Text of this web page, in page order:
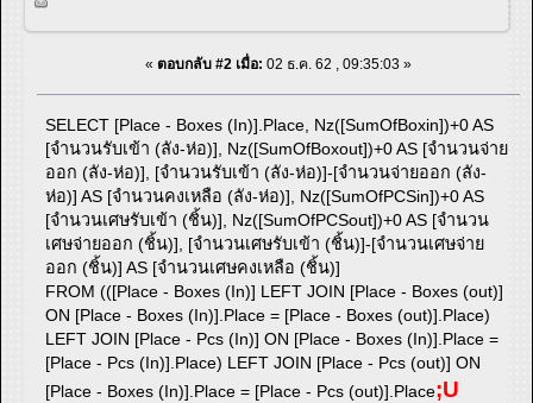
« ตอบกลับ #2 เมื่อ: 02 ธ.ค. 62 , 09:35:03 »
SELECT [Place - Boxes (In)].Place, Nz([SumOfBoxin])+0 AS
[จำนวนรับเข้า (ลัง-ห่อ)], Nz([SumOfBoxout])+0 AS [จำนวนจ่าย
ออก (ลัง-ห่อ)], [จำนวนรับเข้า (ลัง-ห่อ)]-[จำนวนจ่ายออก (ลัง-
ห่อ)] AS [จำนวนคงเหลือ (ลัง-ห่อ)], Nz([SumOfPCSin])+0 AS
[จำนวนเศษรับเข้า (ชิ้น)], Nz([SumOfPCSout])+0 AS [จำนวน
เศษจ่ายออก (ชิ้น)], [จำนวนเศษรับเข้า (ชิ้น)]-[จำนวนเศษจ่าย
ออก (ชิ้น)] AS [จำนวนเศษคงเหลือ (ชิ้น)]
FROM (([Place - Boxes (In)] LEFT JOIN [Place - Boxes (out)]
ON [Place - Boxes (In)].Place = [Place - Boxes (out)].Place)
LEFT JOIN [Place - Pcs (In)] ON [Place - Boxes (In)].Place =
[Place - Pcs (In)].Place) LEFT JOIN [Place - Pcs (out)] ON
[Place - Boxes (In)].Place = [Place - Pcs (out)].Place;U